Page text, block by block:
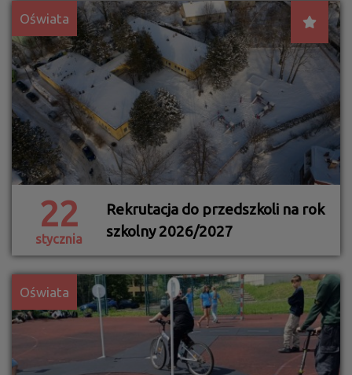
22
stycznia
Rekrutacja do przedszkoli na rok
szkolny 2026/2027
Oświata
Oświata